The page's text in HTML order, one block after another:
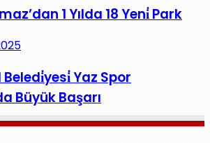
1 Yılda 18 Yeni̇ Park
Yaz Spor
Büyük Başarı